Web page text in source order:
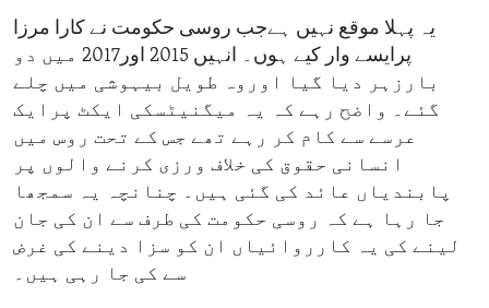
یہ پہلا موقع نہیں ہےجب روسی حکومت نے کارا مرزا
پرایسے وار کیے ہوں۔ انہیں 2015 اور2017 میں دو
بارزہر دیا گیا اوروہ طویل بیہوشی میں چلے
گئے۔ واضح رہے کہ یہ میگنیٹسکی ایکٹ پرایک
عرسے سے کام کر رہے تھے جس کے تحت روس میں
انسانی حقوق کی خلاف ورزی کرنے والوں پر
پابندیاں عائد کی گئی ہیں۔ چنانچہ یہ سمجھا
جا رہا ہے کہ روسی حکومت کی طرف سے ان کی جان
لینے کی یہ کارروائیاں ان کو سزا دینے کی غرض
سے کی جا رہی ہیں۔